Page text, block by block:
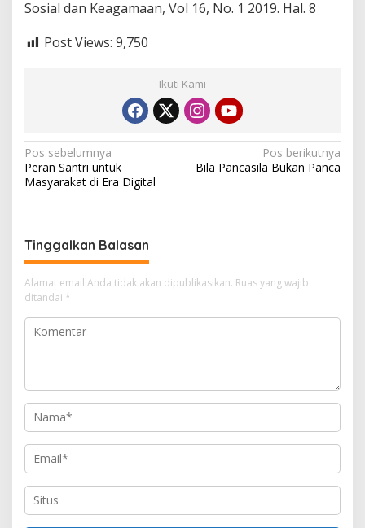
Sosial dan Keagamaan, Vol 16, No. 1 2019. Hal. 8
Post Views: 9,750
Ikuti Kami
N
a
g
a
s
i
p
s
Pos sebelumnya
Peran Santri untuk
Masyarakat di Era Digital
Pos berikutnya
Bila Pancasila Bukan Panca
Tinggalkan Balasan
Alamat email Anda tidak akan dipublikasikan. Ruas yang wajib
ditandai *